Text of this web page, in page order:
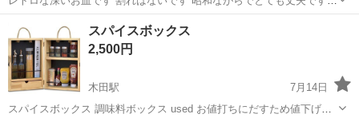
ヒビが入ってるようなデザインで色が茶色く着いております 深いので
津島駅 食器
スパイスボックス
2,500円
木田駅
7月14日
スパイスボックス 調味料ボックス used お値打ちにだすため値下げ不